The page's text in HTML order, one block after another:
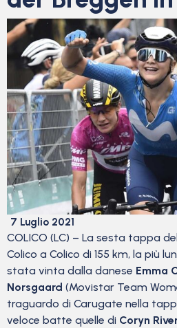
7 Luglio 2021
COLICO (LC) – La sesta tappa del
Colico a Colico di 155 km, la più
stata vinta dalla danese Emma
Norsgaard (Movistar Team
traguardo di Carugate nella
veloce batte quelle di Coryn